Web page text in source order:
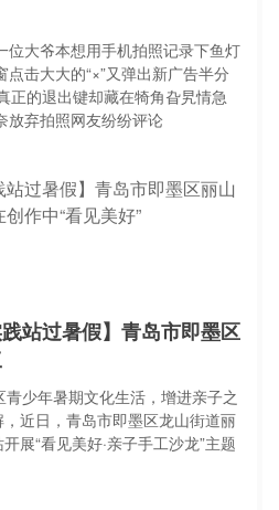
位大爷本想用手机拍照记录下鱼灯
击大大的“×”又弹出新广告半分
正的退出键却藏在犄角旮旯情急
放弃拍照网友纷纷评论
践站过暑假】青岛市即墨区
少年暑期文化生活，增进亲子之
近日，青岛市即墨区龙山街道丽
展“看见美好·亲子手工沙龙”主题